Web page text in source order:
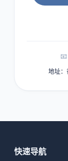
地址
快速导航